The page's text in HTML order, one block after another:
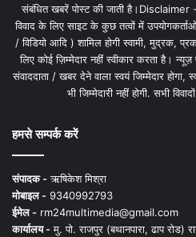
संबंधित खबरें पोस्ट की जाती है।Disclaimer
विवाद के लिए साइट के कुछ तत्वों में उपयोगकर्ताओं
/ विडियो आदि ) शामिल होगी स्वामी, मुद्रक,
लिए कोई ज़िम्मेदार नहीं स्वीकार करता है।
संवाददाता / खबर देने वाला स्वयं जिम्मेदार
भी जिम्मेदारी नहीं होगी. सभी
हमसे सम्पर्क करें
संपादक -ऋषिकेश मिश्रा
मोबाइल - 9340992793
ईमेल - rm24multimedia@gmail.com
कार्यालय -मु. पो. राजपुर (बथानपारा, ढाप रोड)